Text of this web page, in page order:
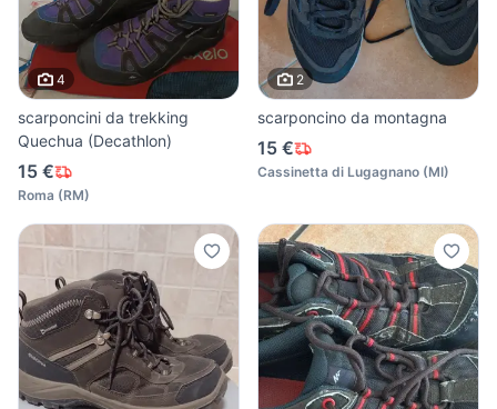
4
scarponcini da trekking
Quechua (Decathlon)
15 €
Roma (RM)
2
scarponcino da montagna
15 €
Cassinetta di Lugagnano (MI)